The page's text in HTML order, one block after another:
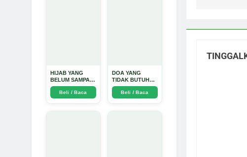
HIJAB YANG
BELUM SAMPAI
KE HATI: Ketika
Cinta Seorang
Ustadz Menjadi
Beli / Baca
DOA YANG
TIDAK BUTUH
SINYAL: Kisah
Tiga Jiwa yang
Tersesat di Era AI
Beli / Baca